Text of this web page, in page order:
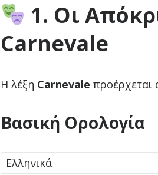
1. Οι
Carnevale
Η λέξη Carnevale προέρχεται
Βασική Ορολογία
Ελληνικά